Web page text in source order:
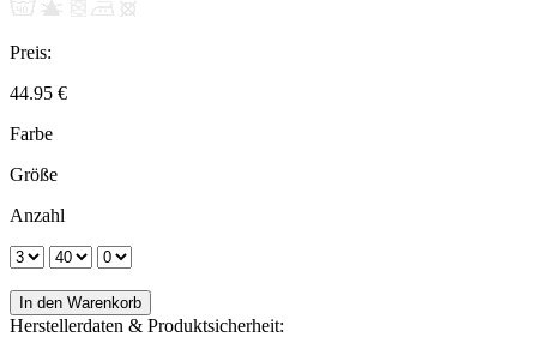
Preis:
44.95 €
Farbe
Größe
Anzahl
Herstellerdaten & Produktsicherheit: